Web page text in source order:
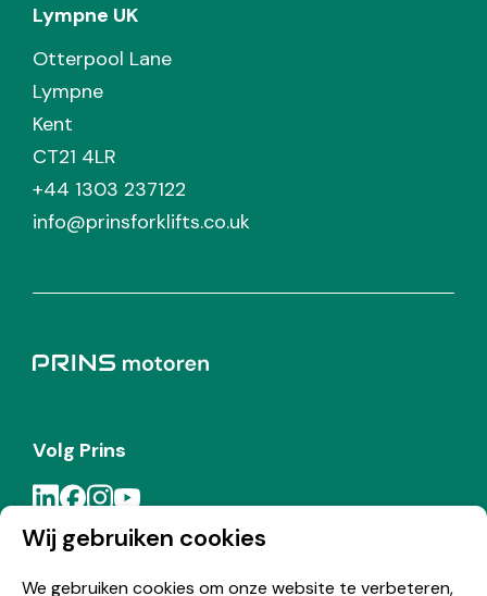
Wij gebruiken cookies
We gebruiken cookies om onze website te verbeteren,
Lympne UK
Otterpool Lane
Lympne
Kent
CT21 4LR
+44 1303 237122
info@prinsforklifts.co.uk
Volg Prins
Meld je aan voor de Prins nieuwsbrief